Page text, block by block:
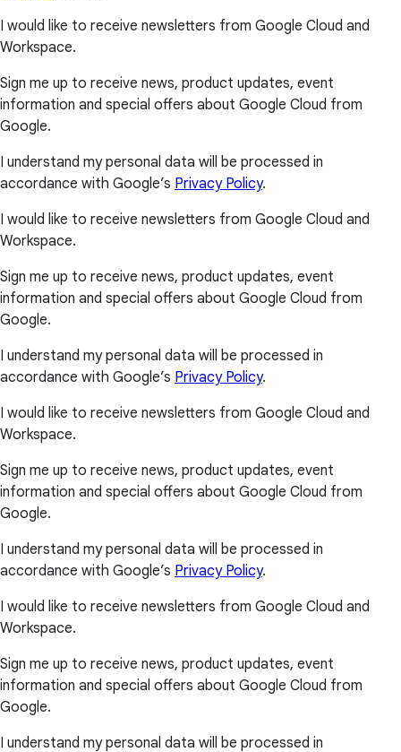
I would like to receive newsletters from Google Cloud and
Workspace.
Sign me up to receive news, product updates, event
information and special offers about Google Cloud from
Google.
I understand my personal data will be processed in
accordance with Google’s Privacy Policy.
I would like to receive newsletters from Google Cloud and
Workspace.
Sign me up to receive news, product updates, event
information and special offers about Google Cloud from
Google.
I understand my personal data will be processed in
accordance with Google’s Privacy Policy.
I would like to receive newsletters from Google Cloud and
Workspace.
Sign me up to receive news, product updates, event
information and special offers about Google Cloud from
Google.
I understand my personal data will be processed in
accordance with Google’s Privacy Policy.
I would like to receive newsletters from Google Cloud and
Workspace.
Sign me up to receive news, product updates, event
information and special offers about Google Cloud from
Google.
I understand my personal data will be processed in